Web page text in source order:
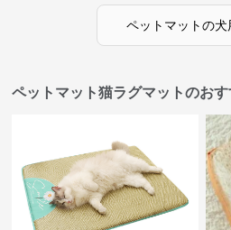
ペットマットの犬
ペットマット猫ラグマットのお